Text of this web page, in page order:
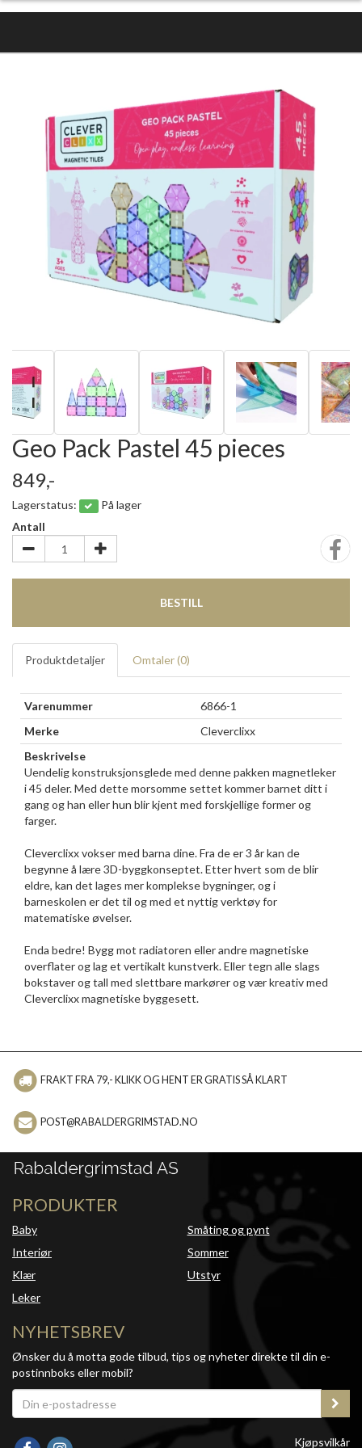
Geo Pack Pastel 45 pieces
849,-
Lagerstatus:
På lager
Antall
BESTILL
Produktdetaljer Omtaler (0)
Varenummer
6866-1
Merke
Cleverclixx
Beskrivelse
Uendelig konstruksjonsglede med denne pakken magnetleker
i 45 deler. Med dette morsomme settet kommer barnet ditt i
gang og han eller hun blir kjent med forskjellige former og
farger.
Cleverclixx vokser med barna dine. Fra de er 3 år kan de
begynne å lære 3D-byggkonseptet. Etter hvert som de blir
eldre, kan det lages mer komplekse bygninger, og i
barneskolen er det til og med et nyttig verktøy for
matematiske øvelser.
Enda bedre! Bygg mot radiatoren eller andre magnetiske
overflater og lag et vertikalt kunstverk. Eller tegn alle slags
bokstaver og tall med slettbare markører og vær kreativ med
Cleverclixx magnetiske byggesett.
FRAKT FRA 79,- KLIKK OG HENT ER GRATIS SÅ KLART
POST@RABALDERGRIMSTAD.NO
PRODUKTER
Baby
Interiør
Klær
Leker
Småting og pynt
Sommer
Utstyr
NYHETSBREV
Ønsker du å motta gode tilbud, tips og nyheter direkte til din e-
postinnboks eller mobil?
Kjøpsvilkår